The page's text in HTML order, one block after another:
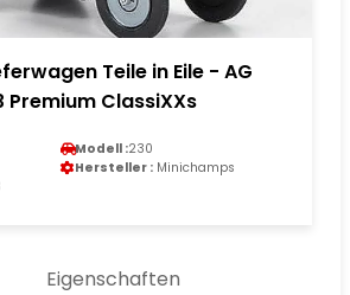
Teile in Eile - AG
Premium ClassiXXs
Modell :230
Hersteller : Minichamps
Eigenschaften